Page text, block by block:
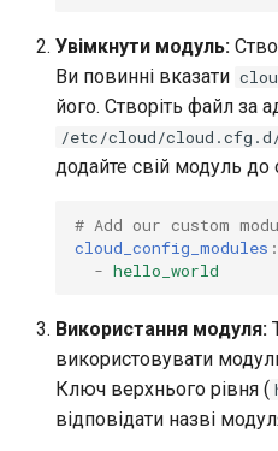
Увімкнути модуль:
Ви повинні вказати
його. Створіть файл за
/etc/cloud/cloud.cfg.d/
додайте свій модуль до
# Add our custom
cloud_config_modules :
- hello_world
Використання модуля:
використовувати
Ключ верхнього рівня (
відповідати назві